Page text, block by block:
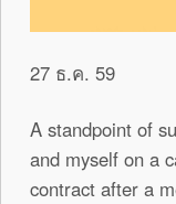
27 ธ.ค. 59
A standpoint of
and myself on a
contract after a